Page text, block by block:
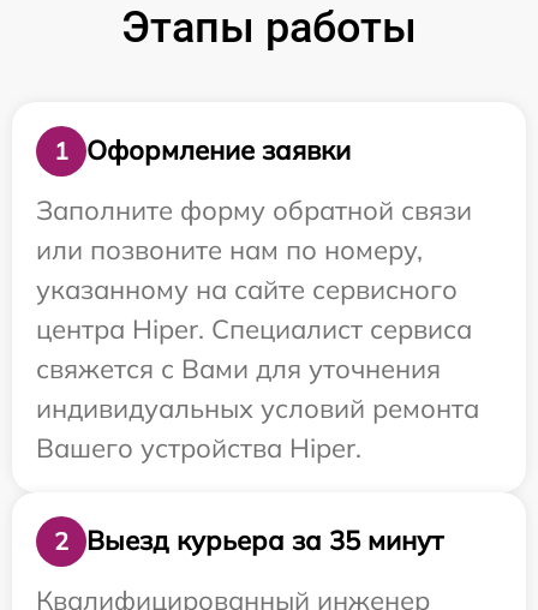
Этапы работы
1
Оформление заявки
Заполните форму обратной связи
или позвоните нам по номеру,
указанному на сайте сервисного
центра Hiper. Специалист сервиса
свяжется с Вами для уточнения
индивидуальных условий ремонта
Вашего устройства Hiper.
2
Выезд курьера за 35 минут
Квалифицированный инженер